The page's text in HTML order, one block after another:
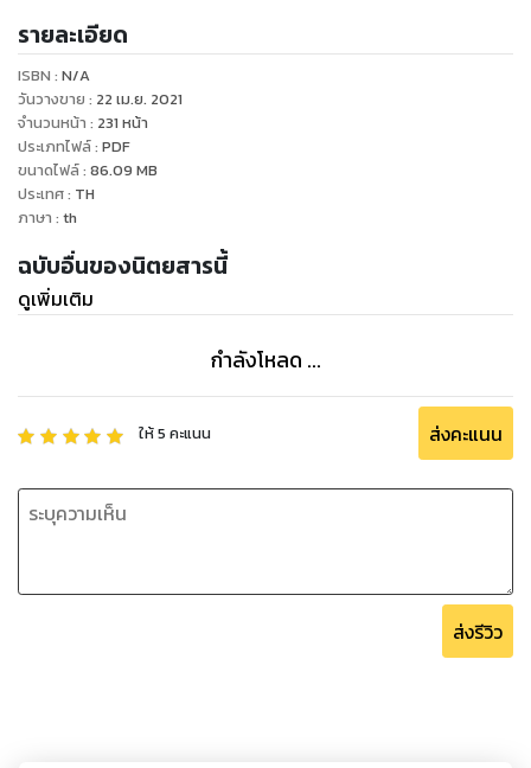
รายละเอียด
ISBN : N/A
วันวางขาย : 22 เม.ย. 2021
จำนวนหน้า : 231 หน้า
ประเภทไฟล์: PDF
ขนาดไฟล์: 86.09 MB
ประเทศ: TH
ภาษา : th
ฉบับอื่นของนิตยสารนี้
ดูเพิ่มเติม
กำลังโหลด ...
ให้5 คะแนน ส่งคะแนน
ส่งรีวิว